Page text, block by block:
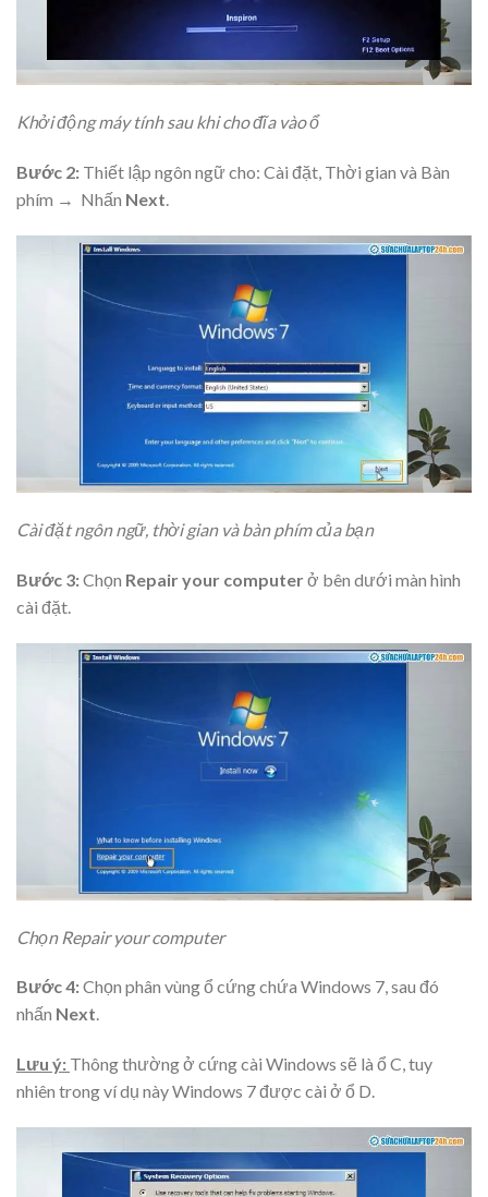
Khởi động máy tính sau khi cho đĩa vào ổ
Bước 2: Thiết lập ngôn ngữ cho: Cài đặt, Thời gian và Bàn
phím → Nhấn Next.
Cài đặt ngôn ngữ, thời gian và bàn phím của bạn
Bước 3:Chọn Repair your computerở bên dưới màn hình
cài đặt.
Chọn Repair your computer
Bước 4:Chọn phân vùng ổ cứng chứa Windows 7, sau đó
nhấn Next.
Lưu ý: Thông thường ở cứng cài Windows sẽ là ổ C, tuy
nhiên trong ví dụ này Windows 7 được cài ở ổ D.